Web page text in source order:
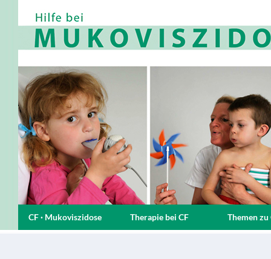
CF · Mukoviszidose Therapie bei CF Themen zu